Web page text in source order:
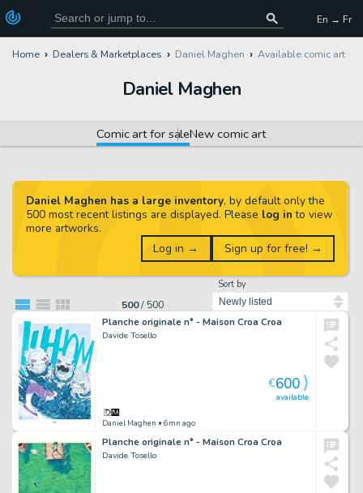
En → Fr
Home Dealers & Marketplaces Daniel Maghen Available comic art
Daniel Maghen
Comic art for saleNew comic art
500/ 500
Sort by
Daniel Maghen has a large inventory, by default only the
500 most recent listings are displayed. Please log in to view
more artworks.
Log in →
Sign up for free! →
Planche originale n° - Maison Croa Croa
Davide Tosello
Daniel Maghen • 6mn ago
available
€600
Planche originale n° - Maison Croa Croa
Davide Tosello